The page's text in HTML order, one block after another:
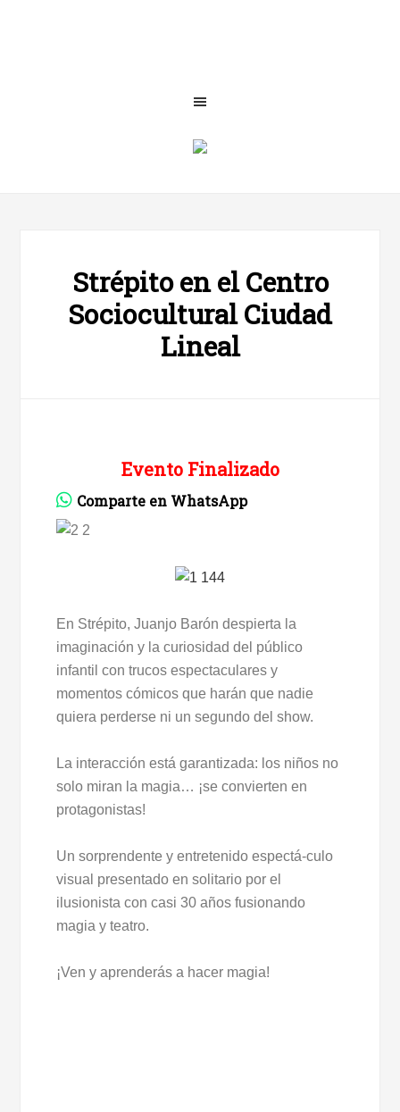
Strépito en el Centro
Sociocultural Ciudad
Lineal
Evento Finalizado
Comparte en WhatsApp
En Strépito, Juanjo Barón despierta la
imaginación y la curiosidad del público
infantil con trucos espectaculares y
momentos cómicos que harán que nadie
quiera perderse ni un segundo del show.
La interacción está garantizada: los niños no
solo miran la magia… ¡se convierten en
protagonistas!
Un sorprendente y entretenido espectá-culo
visual presentado en solitario por el
ilusionista con casi 30 años fusionando
magia y teatro.
¡Ven y aprenderás a hacer magia!